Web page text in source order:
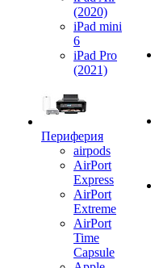
(2020)
iPad mini
6
iPad Pro
(2021)
Периферия
airpods
AirPort
Express
AirPort
Extreme
AirPort
Time
Capsule